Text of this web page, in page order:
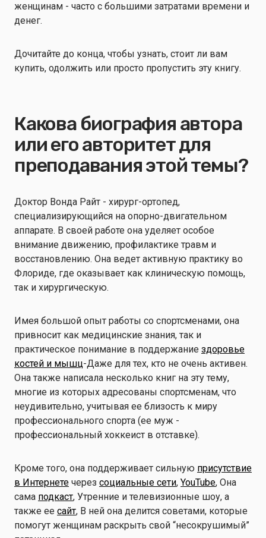
женщинам - часто с большими затратами времени и
денег.
Дочитайте до конца, чтобы узнать, стоит ли вам
купить, одолжить или просто пропустить эту книгу.
Какова биография автора
или его авторитет для
преподавания этой темы?
Доктор Вонда Райт - хирург-ортопед,
специализирующийся на опорно-двигательном
аппарате. В своей работе она уделяет особое
внимание движению, профилактике травм и
восстановлению. Она ведет активную практику во
Флориде, где оказывает как клиническую помощь,
так и хирургическую.
Имея большой опыт работы со спортсменами, она
привносит как медицинские знания, так и
практическое понимание в поддержание здоровье
костей и мышц-Даже для тех, кто не очень активен.
Она также написала несколько книг на эту тему,
многие из которых адресованы спортсменам, что
неудивительно, учитывая ее близость к миру
профессионального спорта (ее муж -
профессиональный хоккеист в отставке).
Кроме того, она поддерживает сильную присутствие
в Интернете через социальные сети, YouTube, Она
сама подкаст, Утренние и телевизионные шоу, а
также ее сайт, В ней она делится советами, которые
помогут женщинам раскрыть свой “несокрушимый”